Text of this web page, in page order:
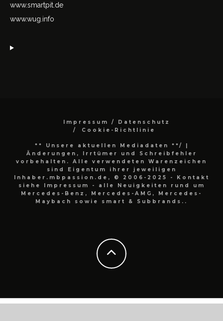
www.smartpit.de
www.wug.info
Impressum / Datenschutz
Cookie-Richtlinie
** Unsere aktuellen Mediadaten **/
|
Änderungen, Irrtümer und Schreibfehler
vorbehalten. Alle verwendeten Warenzeichen
sind Eigentum ihrer jeweiligen
Inhaber.mbpassion.de, © 2006-2025 - Kontakt
siehe Impressum - alle Neuigkeiten rund um
Mercedes-Benz, Mercedes-AMG, Mercedes-
Maybach sowie smart & Subbrands..